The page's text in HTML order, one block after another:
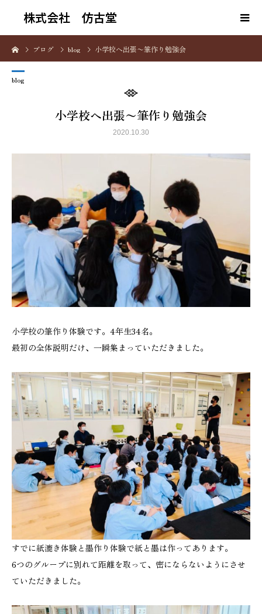
株式会社 仿古堂
ブログ blog 小学校へ出張〜筆作り勉強会
blog
小学校へ出張〜筆作り勉強会
2020.10.30
小学校の筆作り体験です。4年生34名。
最初の全体説明だけ、一瞬集まっていただきました。
すでに紙漉き体験と墨作り体験で紙と墨は作ってあります。
6つのグループに別れて距離を取って、密にならないようにさせ
ていただきました。